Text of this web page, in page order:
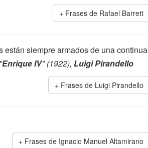
Frases de Rafael Barrett
están siempre armados de una continua
"Enrique IV" (1922), Luigi Pirandello
Frases de Luigi Pirandello
Frases de Ignacio Manuel Altamirano